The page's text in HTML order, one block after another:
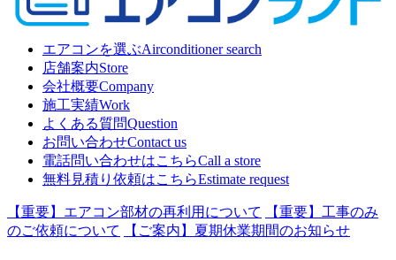
エアコンを選ぶAirconditioner search
店舗案内Store
会社概要Company
施工実績Work
よくある質問Question
お問い合わせContact us
電話問い合わせはこちらCall a store
無料見積り依頼はこちらEstimate request
【重要】エアコン部材の再利用について
【重要】工事のみ
のご依頼について
【ご案内】夏期休業期間のお知らせ